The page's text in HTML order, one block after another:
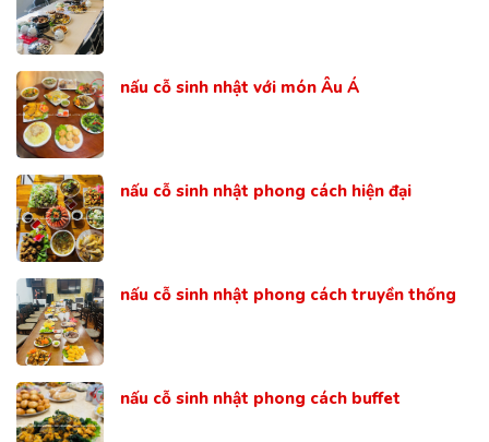
nấu cỗ sinh nhật với món Âu Á
nấu cỗ sinh nhật phong cách hiện đại
nấu cỗ sinh nhật phong cách truyền thống
nấu cỗ sinh nhật phong cách buffet